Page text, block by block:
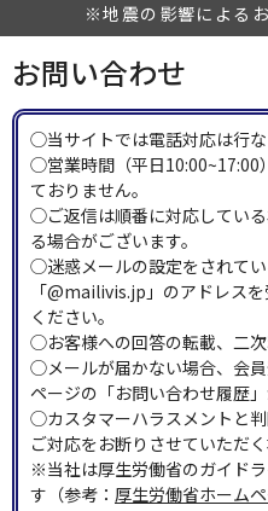
※地震の影響による
お問い合わせ
◯当サイトでは電話対応は行な
◯営業時間（平日10:00~17:00
ておりません。
◯ご返信は順番に対応してい
る場合がございます。
◯迷惑メールの設定をされて
「@mailivis.jp」のアドレス
ください。
◯お客様への回答の転載、二次
◯メールが届かない場合、会
ページの「お問い合わせ履歴
◯カスタマーハラスメントと判
ご対応をお断りさせていただく
※当社は厚生労働省のガイド
す（参考： 厚生労働省ホーム